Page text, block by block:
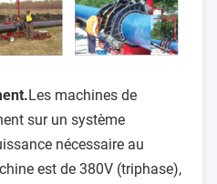
Les machines de
sur un système
nécessaire au
est de 380V (triphase),